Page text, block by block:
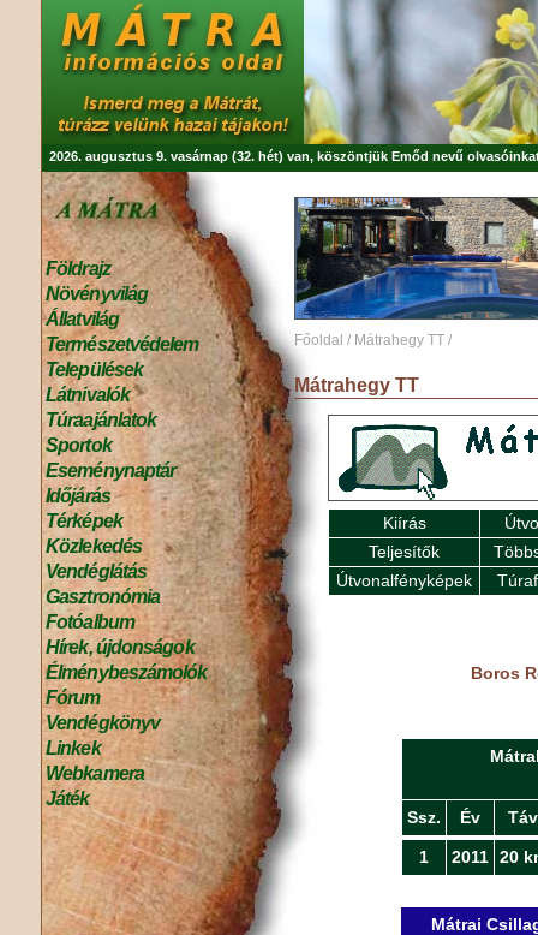
2026. augusztus 9. vasárnap (32. hét) van, köszöntjük Emőd nevű
Földrajz
Növényvilág
Állatvilág
Természetvédelem
Települések
Látnivalók
Túraajánlatok
Sportok
Eseménynaptár
Időjárás
Térképek
Közlekedés
Vendéglátás
Gasztronómia
Fotóalbum
Hírek, újdonságok
Élménybeszámolók
Fórum
Vendégkönyv
Linkek
Webkamera
Játék
Főoldal / Mátrahegy TT /
Mátrahegy TT
Kiírás
Teljesítők
Útvonalfényképek
Boros
Ssz. Év Táv
1 2011 20
Mátrai